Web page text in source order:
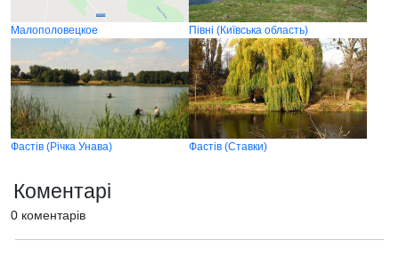
Малополовецкое Півні (Київська область)
Фастів (Річка Унава) Фастів (Ставки)
Коментарі
0 коментарів